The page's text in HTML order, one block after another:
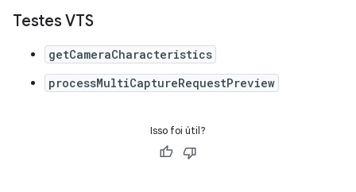
Testes VTS
getCameraCharacteristics
processMultiCaptureRequestPreview
Isso foi útil?